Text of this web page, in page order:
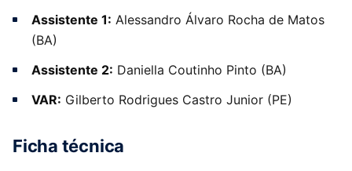
Assistente 1: Alessandro Álvaro Rocha de Matos
(BA)
Assistente 2: Daniella Coutinho Pinto (BA)
VAR: Gilberto Rodrigues Castro Junior (PE)
Ficha técnica